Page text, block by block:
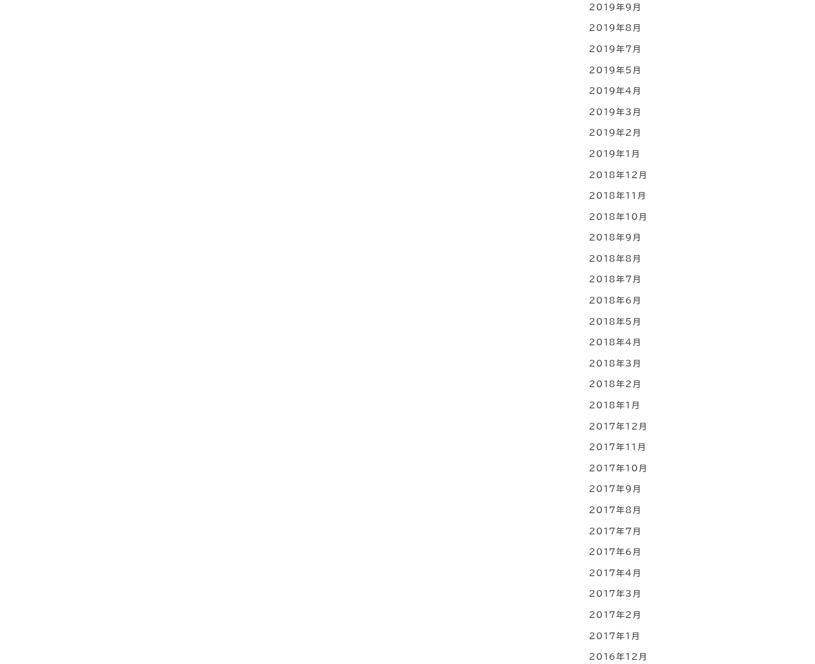
2019年9月
2019年8月
2019年7月
2019年5月
2019年4月
2019年3月
2019年2月
2019年1月
2018年12月
2018年11月
2018年10月
2018年9月
2018年8月
2018年7月
2018年6月
2018年5月
2018年4月
2018年3月
2018年2月
2018年1月
2017年12月
2017年11月
2017年10月
2017年9月
2017年8月
2017年7月
2017年6月
2017年4月
2017年3月
2017年2月
2017年1月
2016年12月